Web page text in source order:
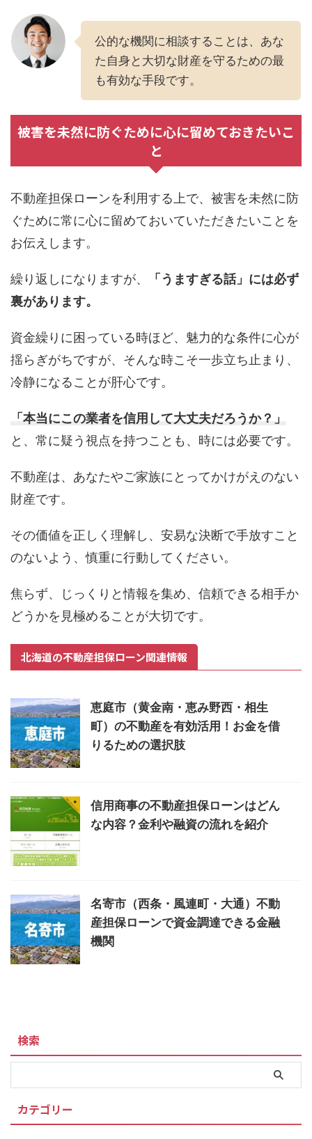
公的な機関に相談することは、あな
た自身と大切な財産を守るための最
も有効な手段です。
被害を未然に防ぐために心に留めておきたいこ
と
不動産担保ローンを利用する上で、被害を未然に防
ぐために常に心に留めておいていただきたいことを
お伝えします。
繰り返しになりますが、
「うますぎる話」には必ず
裏があります。
資金繰りに困っている時ほど、魅力的な条件に心が
揺らぎがちですが、そんな時こそ一歩立ち止まり、
冷静になることが肝心です。
「本当にこの業者を信用して大丈夫だろうか？」
と、常に疑う視点を持つことも、時には必要です。
不動産は、あなたやご家族にとってかけがえのない
財産です。
その価値を正しく理解し、安易な決断で手放すこと
のないよう、慎重に行動してください。
焦らず、じっくりと情報を集め、信頼できる相手か
どうかを見極めることが大切です。
北海道の不動産担保ローン関連情報
恵庭市（黄金南・恵み野西・相生
町）の不動産を有効活用！お金を借
りるための選択肢
信用商事の不動産担保ローンはどん
な内容？金利や融資の流れを紹介
名寄市（西条・風連町・大通）不動
産担保ローンで資金調達できる金融
機関
検索
カテゴリー